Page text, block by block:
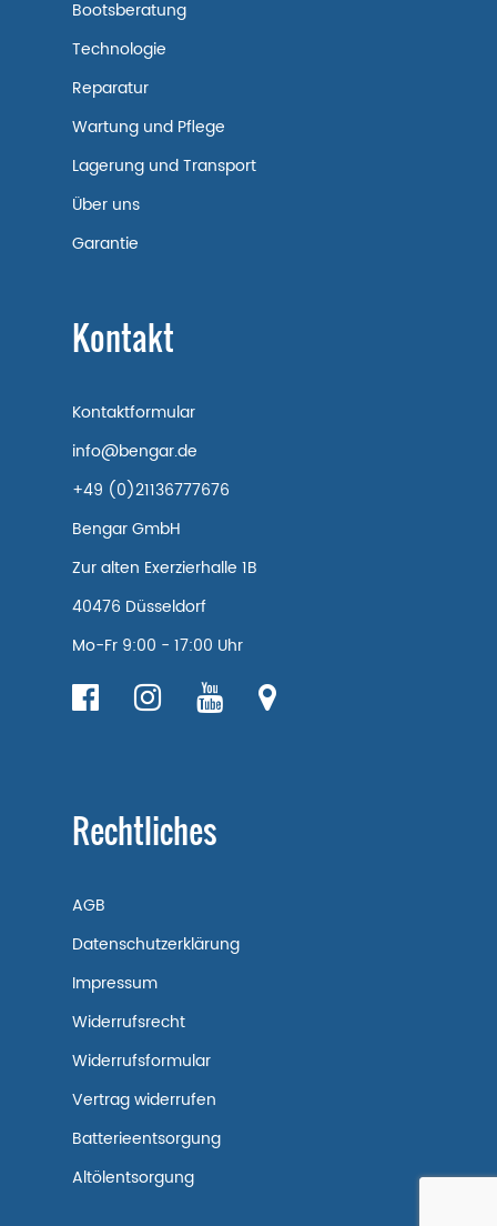
Bootsberatung
Technologie
Reparatur
Wartung und Pflege
Lagerung und Transport
Über uns
Garantie
Kontakt
Kontaktformular
info@bengar.de
+49 (0)21136777676
Bengar GmbH
Zur alten Exerzierhalle 1B
40476 Düsseldorf
Mo-Fr 9:00 - 17:00 Uhr
Rechtliches
AGB
Datenschutzerklärung
Impressum
Widerrufsrecht
Widerrufsformular
Vertrag widerrufen
Batterieentsorgung
Altölentsorgung